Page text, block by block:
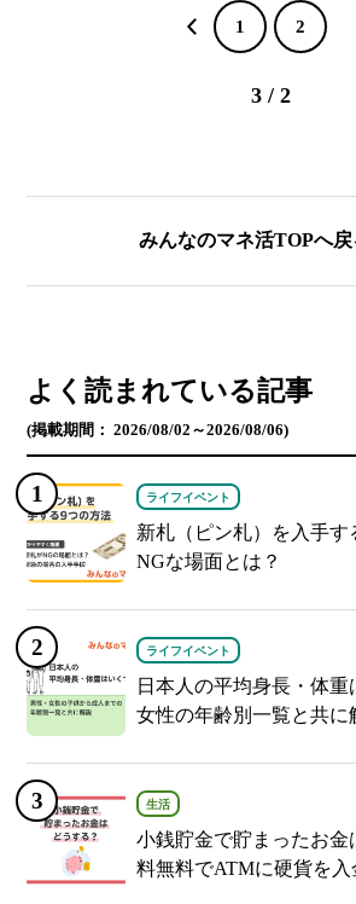
1 2
3 / 2
みんなのマネ活TOPへ戻
よく読まれている記事
(掲載期間： 2026/08/02～2026/08/06)
ライフイベント
新札（ピン札）を入手す
NGな場面とは？
ライフイベント
日本人の平均身長・体重
女性の年齢別一覧と共に
生活
小銭貯金で貯まったお金
料無料でATMに硬貨を